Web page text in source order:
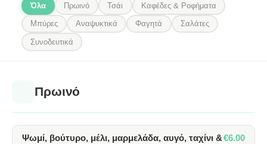
Όλα Πρωινό Τσάι Καφέδες & Ροφήματα
Μπύρες Αναψυκτικά Φαγητά Σαλάτες
Συνοδευτικά
Πρωινό
Ψωμί, βούτυρο, μέλι, μαρμελάδα, αυγό, ταχίνι &€6.00